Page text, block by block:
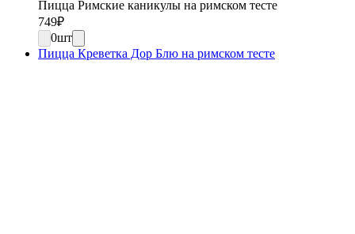
Пицца Римские каникулы на римском тесте
749₽
0шт
Пицца Креветка Дор Блю на римском тесте